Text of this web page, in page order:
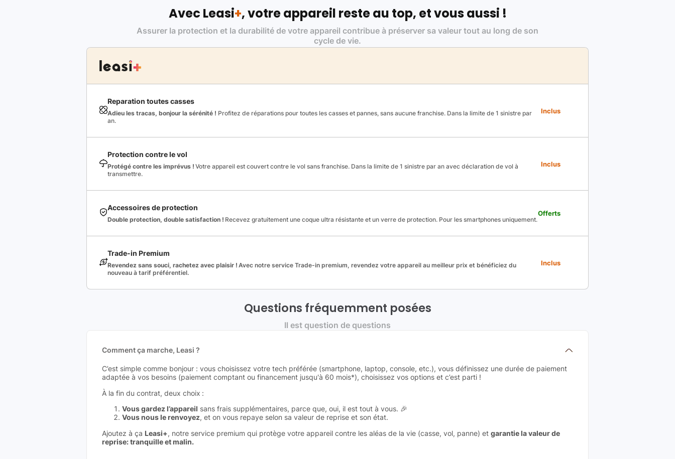
Avec Leasi+, votre appareil reste au top, et vous aussi !
Assurer la protection et la durabilité de votre appareil contribue à préserver sa valeur tout au long de son
cycle de vie.
Reparation toutes casses
Adieu les tracas, bonjour la sérénité ! Profitez de réparations pour toutes les casses et pannes, sans aucune franchise. Dans la limite de 1 sinistre par
an.
Inclus
Protection contre le vol
Protégé contre les imprévus ! Votre appareil est couvert contre le vol sans franchise. Dans la limite de 1 sinistre par an avec déclaration de vol à
transmettre.
Inclus
Accessoires de protection
Double protection, double satisfaction ! Recevez gratuitement une coque ultra résistante et un verre de protection. Pour les smartphones uniquement.
Offerts
Trade-in Premium
Revendez sans souci, rachetez avec plaisir ! Avec notre service Trade-in premium, revendez votre appareil au meilleur prix et bénéficiez du
nouveau à tarif préférentiel.
Inclus
Questions fréquemment posées
Il est question de questions
Comment ça marche, Leasi ?
C’est simple comme bonjour : vous choisissez votre tech préférée (smartphone, laptop, console, etc.), vous définissez une durée de paiement
adaptée à vos besoins (paiement comptant ou financement jusqu'à 60 mois*), choisissez vos options et c’est parti !
À la fin du contrat, deux choix :
Vous gardez l’appareil sans frais supplémentaires, parce que, oui, il est tout à vous. 🎉
Vous nous le renvoyez, et on vous repaye selon sa valeur de reprise et son état.
Ajoutez à ça Leasi+, notre service premium qui protège votre appareil contre les aléas de la vie (casse, vol, panne) et garantie la valeur de
reprise: tranquille et malin.